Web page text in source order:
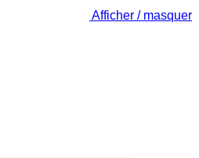
Afficher / masquer